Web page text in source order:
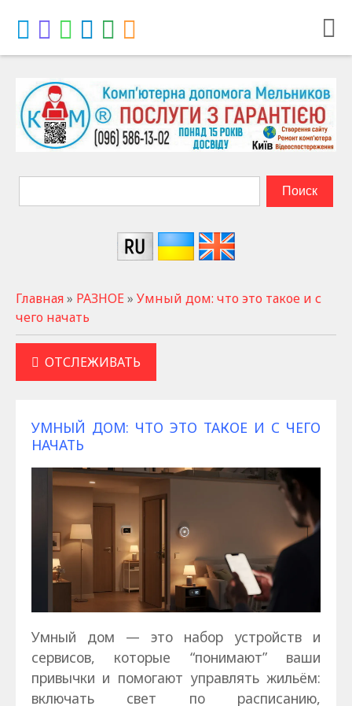
Главная» РАЗНОЕ » Умный дом: что это такое и с
чего начать
ОТСЛЕЖИВАТЬ
УМНЫЙ ДОМ: ЧТО ЭТО ТАКОЕ И С ЧЕГО
НАЧАТЬ
Умный дом — это набор устройств и
сервисов, которые “понимают” ваши
привычки и помогают управлять жильём:
включать свет по расписанию,